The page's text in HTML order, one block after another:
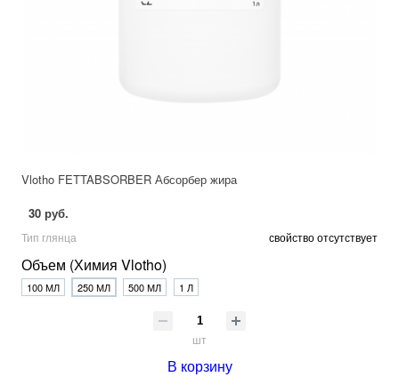
Vlotho FETTABSORBER Абсорбер жира
30 руб.
Тип глянца свойство отсутствует
Объем (Химия Vlotho)
100 МЛ 250 МЛ 500 МЛ 1 Л
шт
В корзину